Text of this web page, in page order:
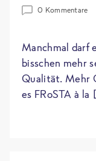
0 Kommentare
Manchmal darf
bisschen mehr
Qualität. Mehr
es FRoSTA à la